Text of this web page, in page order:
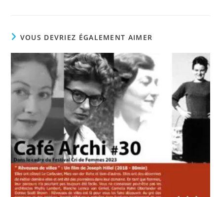
VOUS DEVRIEZ ÉGALEMENT AIMER